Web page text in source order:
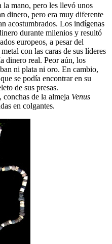
la mano, pero les llevó unos
dinero, pero era muy diferente
acostumbrados. Los indígenas
durante milenios y resultó
europeos, a pesar del
con las caras de sus líderes
dinero real. Peor aún, los
ni plata ni oro. En cambio,
se podía encontrar en su
de sus presas.
de la almeja Venus
en colgantes.